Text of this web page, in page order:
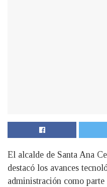
El alcalde de Santa Ana
destacó los avances
administración como